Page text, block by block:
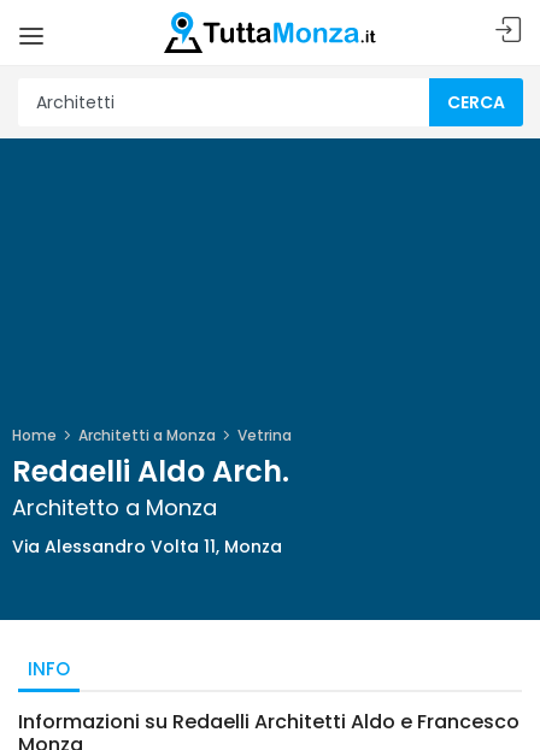
CERCA
Home Architetti a Monza Vetrina
Redaelli Aldo Arch.
Architetto a Monza
Via Alessandro Volta 11, Monza
INFO
Informazioni su Redaelli Architetti Aldo e Francesco